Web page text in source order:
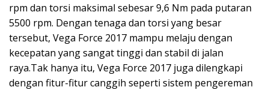
rpm dan torsi maksimal sebesar 9,6 Nm pada putaran
5500 rpm. Dengan tenaga dan torsi yang besar
tersebut, Vega Force 2017 mampu melaju dengan
kecepatan yang sangat tinggi dan stabil di jalan
raya.Tak hanya itu, Vega Force 2017 juga dilengkapi
dengan fitur-fitur canggih seperti sistem pengereman